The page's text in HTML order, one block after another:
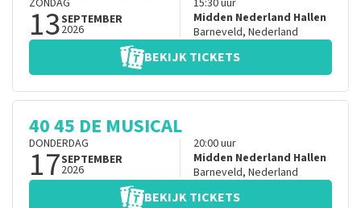
ZONDAG
13SEPTEMBER
2026
15:30uur
Midden Nederland Hallen
Barneveld, Nederland
BEKIJK TICKETS
40 45 DE MUSICAL
DONDERDAG
17SEPTEMBER
2026
20:00uur
Midden Nederland Hallen
Barneveld, Nederland
BEKIJK TICKETS